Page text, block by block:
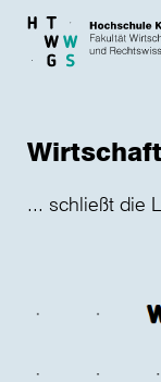
Skip to main
... schließt die